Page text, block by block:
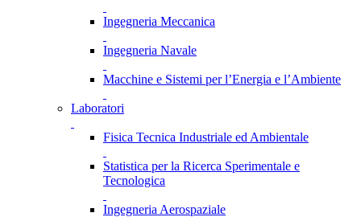
Ingegneria Meccanica
Ingegneria Navale
Macchine e Sistemi per l’Energia e l’Ambiente
Laboratori
Fisica Tecnica Industriale ed Ambientale
Statistica per la Ricerca Sperimentale e
Tecnologica
Ingegneria Aerospaziale